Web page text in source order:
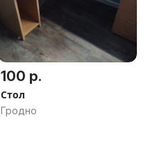
100 р.
Стол
Гродно